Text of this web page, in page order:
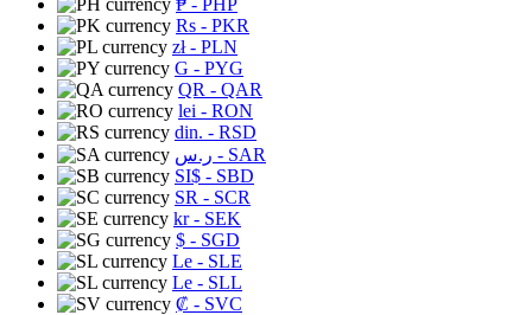
₱ - PHP
Rs - PKR
zł- PLN
G - PYG
QR - QAR
lei - RON
din. - RSD
ر.س - SAR
SI$ - SBD
SR - SCR
kr- SEK
$ - SGD
Le - SLE
Le - SLL
₡ - SVC